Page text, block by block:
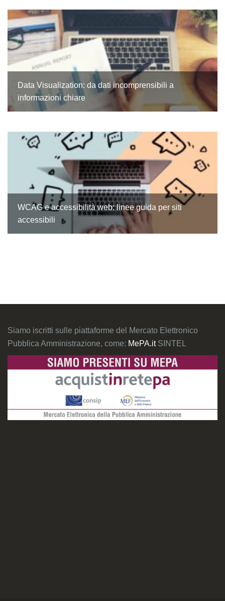
Data Visualization: da dati incomprensibili a
informazioni chiare
WCAG e accessibilità web: linee guida per siti
accessibili
Siamo iscritti sulle piattaforme del Mercato Elettronico
Pubblica Amministrazione, come: MePA.it SINTEL